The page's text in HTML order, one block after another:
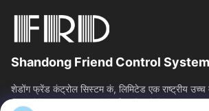
Shandong Friend Control
शेडोंग फ्रेंड कंट्रोल सिस्टम कं, लिमिटेड एक राष्ट्रीय
इंस्ट्रूमेंटेशन आर एंड डी, विनिर्माण और औद्योगिक नियंत्रण